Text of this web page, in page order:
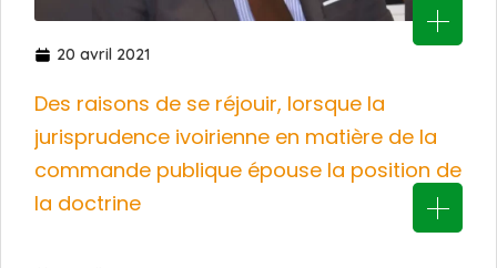
20 avril 2021
Des raisons de se réjouir, lorsque la
jurisprudence ivoirienne en matière de la
commande publique épouse la position de
la doctrine